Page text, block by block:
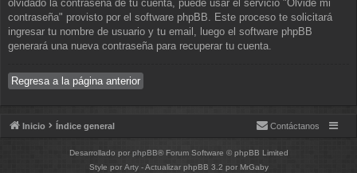
olvidado la contraseña de tu cuenta, puede usar el servicio "Olvidé mi
contraseña" provisto por el software phpBB. Este proceso te solicitará
ingresar tu nombre de usuario y tu email, luego el software phpBB
generará una nueva contraseña para recuperar tu cuenta.
Regresa a la página anterior
Inicio Índice general Contáctanos
Desarrollado por phpBB® Forum Software © phpBB Limited
Style por Arty- Actualizar phpBB 3.2 por MrGaby